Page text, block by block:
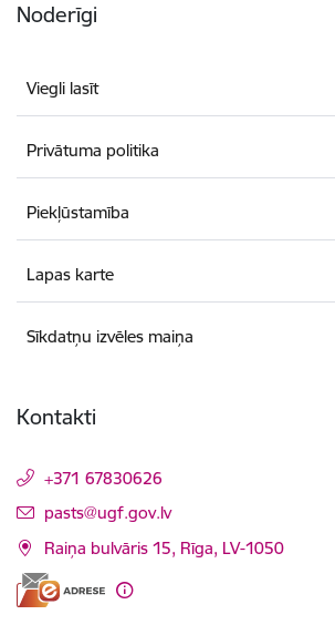
Noderīgi
Viegli lasīt
Privātuma politika
Piekļūstamība
Lapas karte
Sīkdatņu izvēles maiņa
Kontakti
+371 67830626
E-pasts:
pasts@ugf.gov.lv
Raiņa bulvāris 15, Rīga, LV-1050